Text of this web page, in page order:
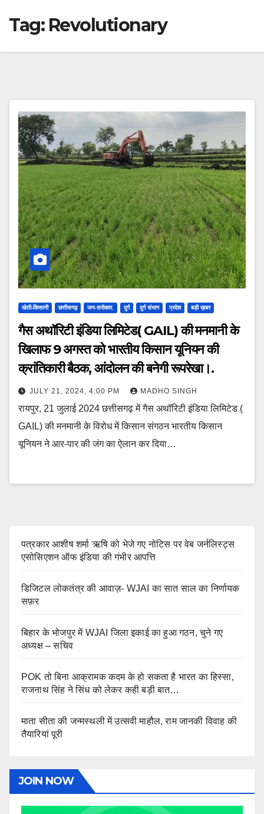
Tag: Revolutionary
खेती-किसानी छत्तीसगढ़ जन-सरोकार. दुर्ग दुर्ग संभाग प्रदेश बड़ी ख़बर
गैस अथॉरिटी इंडिया लिमिटेड( GAIL) की मनमानी के
खिलाफ 9 अगस्त को भारतीय किसान यूनियन की
क्रांतिकारी बैठक, आंदोलन की बनेगी रूपरेखा।.
JULY 21, 2024, 4:00 PM MADHO SINGH
रायपुर, 21 जुलाई 2024 छत्तीसगढ़ में गैस अथॉरिटी इंडिया लिमिटेड (
GAIL) की मनमानी के विरोध में किसान संगठन भारतीय किसान
यूनियन ने आर-पार की जंग का ऐलान कर दिया…
पत्रकार आशीष शर्मा ऋषि को भेजे गए नोटिस पर वेब जर्नलिस्ट्स
एसोसिएशन ऑफ इंडिया की गंभीर आपत्ति
डिजिटल लोकतंत्र की आवाज़- WJAI का सात साल का निर्णायक
सफ़र
बिहार के भोजपुर में WJAI जिला इकाई का हुआ गठन, चुने गए
अध्यक्ष – सचिव
POK तो बिना आक्रामक कदम के हो सकता है भारत का हिस्सा,
राजनाथ सिंह ने सिंध को लेकर कही बड़ी बात…
माता सीता की जन्मस्थली में उत्सवी माहौल, राम जानकी विवाह की
तैयारियां पूरी
JOIN NOW